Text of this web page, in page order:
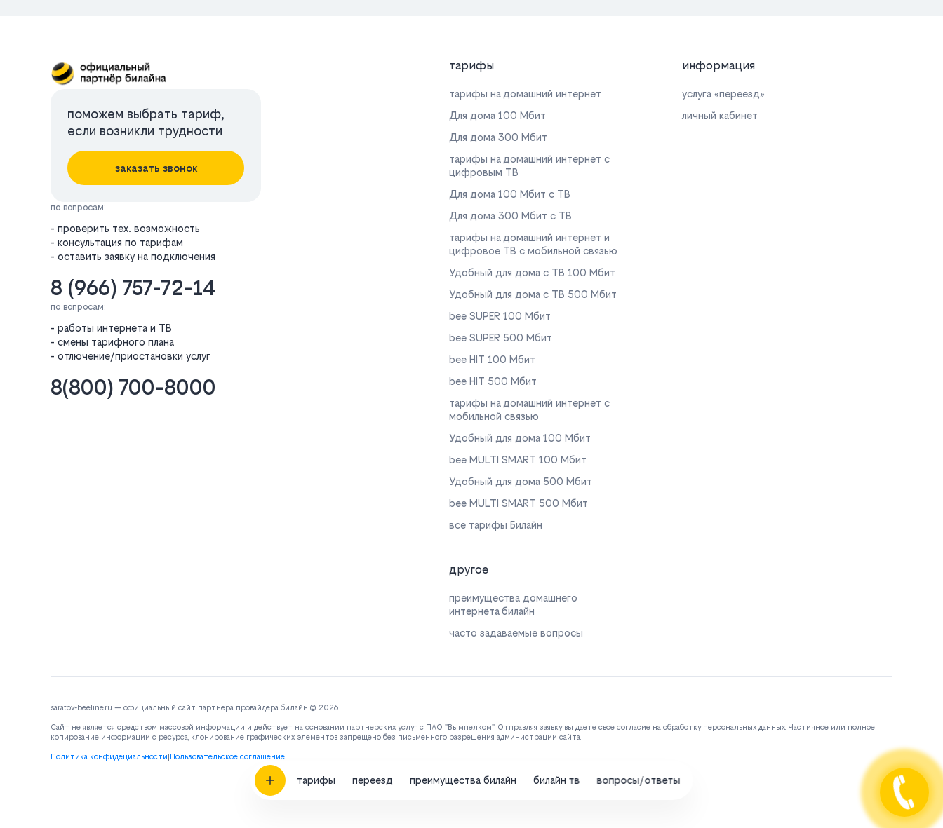
тарифы переезд преимущества билайн билайн тв вопросы/ответы
поможем выбрать тариф,
если возникли трудности
заказать звонок
по вопросам:
- проверить тех. возможность
- консультация по тарифам
- оставить заявку на подключения
8 (966) 757-72-14
по вопросам:
- работы интернета и ТВ
- смены тарифного плана
- отлючение/приостановки услуг
8(800) 700-8000
тарифы
тарифы на домашний интернет
Для дома 100 Мбит
Для дома 300 Мбит
тарифы на домашний интернет с
цифровым ТВ
Для дома 100 Мбит с ТВ
Для дома 300 Мбит с ТВ
тарифы на домашний интернет и
цифровое ТВ с мобильной связью
Удобный для дома с ТВ 100 Мбит
Удобный для дома с ТВ 500 Мбит
bee SUPER 100 Мбит
bee SUPER 500 Мбит
bee HIT 100 Мбит
bee HIT 500 Мбит
тарифы на домашний интернет с
мобильной связью
Удобный для дома 100 Мбит
bee MULTI SMART 100 Мбит
Удобный для дома 500 Мбит
bee MULTI SMART 500 Мбит
все тарифы Билайн
информация
услуга «переезд»
личный кабинет
другое
преимущества домашнего
интернета билайн
часто задаваемые вопросы
saratov-beeline.ru — официальный сайт партнера провайдера билайн © 2026
Сайт не является средством массовой информации и действует на основании партнерских услуг с ПАО "Вымпелком". Отправляя заявку вы даете свое согласие на обработку персональных данных. Частичное или полное
копирование информации с ресурса, клонирование графических элементов запрещено без письменного разрешения администрации сайта.
Политика конфидециальности|Пользовательское соглашение